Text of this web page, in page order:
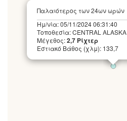
Παλαιότερος των 24ων ωρών
Ημ/νία: 05/11/2024 06:31:40
Τοποθεσία: CENTRAL ALASKA
Μέγεθος:2,7 Ρίχτερ
Εστιακό Βάθος (χλμ): 133,7